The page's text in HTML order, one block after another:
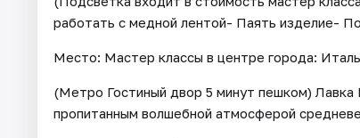
работать с медной лентой- Паять изделие-
Место: Мастер классы в центре города:
(Метро Гостиный двор 5 минут пешком) Лавка
пропитанным волшебной атмосферой